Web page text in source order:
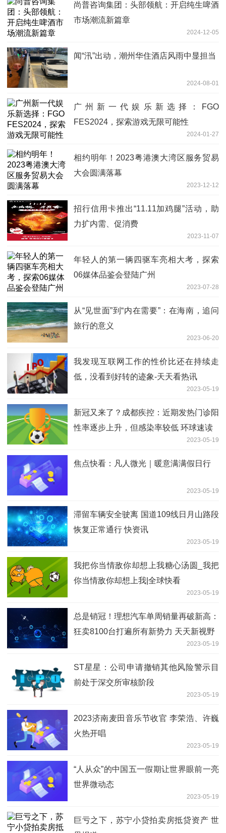
尚普咨询集团：头部领航：开启纯生啤酒
市场潮流新篇章
2024-12-05
闻“汛”出动，潮州华住酒店风雨中显担当
2024-08-01
广州新一代娱乐新选择：FGO
FES2024，探索游戏无限可能性
2024-01-27
相约明年！2023粤港澳大湾区服务贸易
大会圆满落幕
2023-12-12
招行信用卡推出“11.11加鸡腿”活动，助
力扩内需、促消费
2023-11-07
年轻人的第一辆四驱车亮相大考，探索
06媒体品鉴会登陆广州
2023-07-28
从“见世面”到“内在需要”：在海南，追问
旅行的意义
2023-06-20
我发现互联网工作的性价比还在持续走
低，没看到好转的迹象-天天看热讯
2023-05-19
新冠又来了？成都疾控：近期发热门诊阳
性率逐步上升，但感染率较低 环球速读
2023-05-19
焦点快看：凡人微光｜暖意满满假日行
2023-05-19
滞留车辆安全驶离 国道109线日月山路段
恢复正常通行 快资讯
2023-05-19
我把你当情敌你却想上我糖心汤圆_我把
你当情敌你却想上我|全球快看
2023-05-19
总是销冠！理想汽车单周销量再破新高：
狂卖8100台打遍所有新势力 天天新视野
2023-05-19
ST星星：公司申请撤销其他风险警示目
前处于深交所审核阶段
2023-05-19
2023济南麦田音乐节收官 李荣浩、许巍
火热开唱
2023-05-19
“人从众”的中国五一假期让世界眼前一亮
世界微动态
2023-05-19
巨亏之下，苏宁小贷拍卖房抵贷资产 世